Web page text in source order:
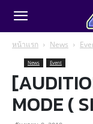
หน้าแรก News
News Event
MODE (